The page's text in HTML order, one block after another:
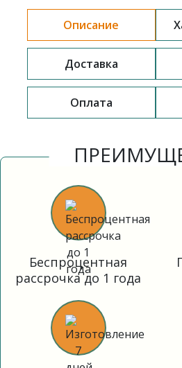
Описание
Доставка
Оплата
Беспроцентная
рассрочка до 1 года